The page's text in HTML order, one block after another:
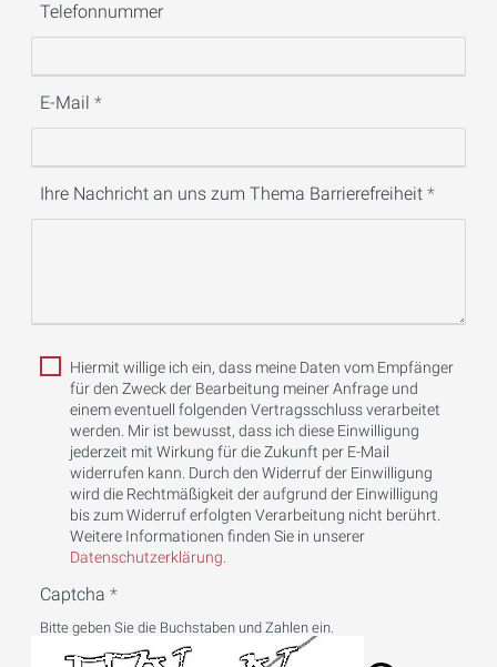
Telefonnummer
E-Mail
Ihre Nachricht an uns zum Thema Barrierefreiheit
Hiermit willige ich ein, dass meine Daten vom Empfänger
für den Zweck der Bearbeitung meiner Anfrage und
einem eventuell folgenden Vertragsschluss verarbeitet
werden. Mir ist bewusst, dass ich diese Einwilligung
jederzeit mit Wirkung für die Zukunft per E-Mail
widerrufen kann. Durch den Widerruf der Einwilligung
wird die Rechtmäßigkeit der aufgrund der Einwilligung
bis zum Widerruf erfolgten Verarbeitung nicht berührt.
Weitere Informationen finden Sie in unserer
Datenschutzerklärung.
Captcha
Bitte geben Sie die Buchstaben und Zahlen ein.